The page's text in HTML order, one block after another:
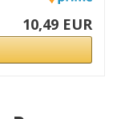
10,49 EUR